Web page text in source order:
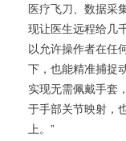
医疗飞刀、数据采
现让医生远程给几
以允许操作者在任
下，也能精准捕捉
实现无需佩戴手套
于手部关节映射，
上。”